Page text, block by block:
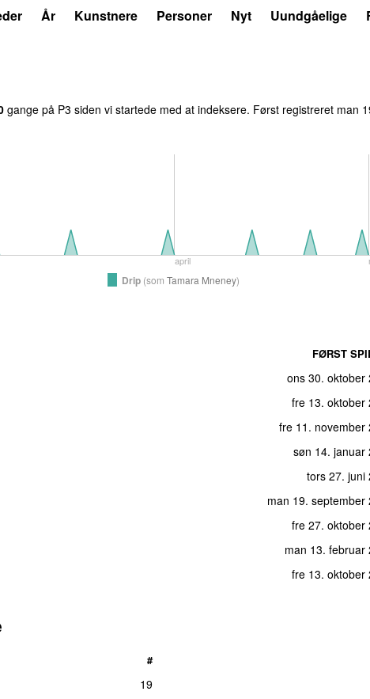
År Kunstnere Personer Nyt Uundgåelige
gange på P3 siden vi startede med at indeksere. Først registreret man
april
Drip(som Tamara Mneney)
FØRST
ons 30. oktober
fre 13. oktober
fre 11. november
søn 14. januar
tors 27. juni
man 19. september
fre 27. oktober
man 13. februar
fre 13. oktober
#
19